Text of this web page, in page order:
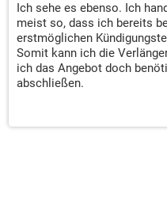
Ich sehe es ebenso. Ich
meist so, dass ich bereits
erstmöglichen
Somit kann ich die
ich das Angebot doch
abschließen.